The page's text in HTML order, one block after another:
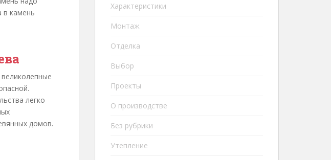
в камень
легко
домов.
Характеристики
Монтаж
Отделка
Выбор
Проекты
О производстве
Без рубрики
Утепление